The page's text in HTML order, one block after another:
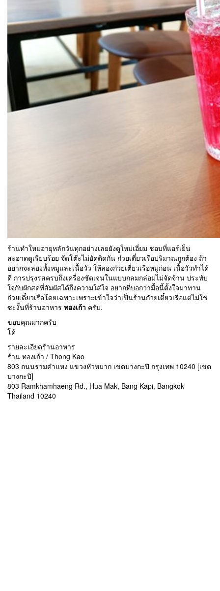
ร้านทำใหม่อายุหลักวันทุกอย่างเลยยังดูใหม่เอี่ยม ชอบที่แอร์เย็น
สะอาดดูเรียบร้อย จัดโต๊ะไม่อัดติดกัน ก๋วยเตี๋ยวเรือปริมาณถูกต้อง ถ้า
อยากจะลองทั้งหมูและเนื้อวัว ให้ลองก๋วยเตี๋ยวเรือหมูก่อน เนื้อวัวทำได้
ดี การปรุงรสครบถึงเครื่องชัดเจนในแบบกลมกล่อมไม่จัดจ้าน ประทับ
ใจกับผักสดที่สัมผัสได้ถึงความใส่ใจ อยากที่บอกว่ามื้อนี้ตั้งใจมาทาน
ก๋วยเตี๋ยวเรือโดยเฉพาะเพราะเข้าใจว่าเป็นร้านก๋วยเตี๋ยวเรือแต่ไม่ใช่
ซะงั้นที่ร้านอาหาร ทองเก้า ครับ.
ขอบคุณมากครับ
โด้
รายละเอียดร้านอาหาร
ร้าน ทองเก้า / Thong Kao
803 ถนนรามคำแหง แขวงหัวหมาก เขตบางกะปิ กรุงเทพ 10240 [เขต
บางกะปิ]
803 Ramkhamhaeng Rd., Hua Mak, Bang Kapi, Bangkok
Thailand 10240